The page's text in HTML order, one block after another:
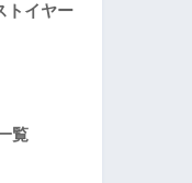
トイヤー
覧